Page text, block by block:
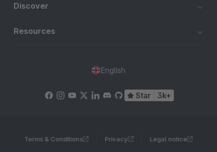
Discover
Resources
English
Star 3k+
Terms & Conditions Privacy Legal notice